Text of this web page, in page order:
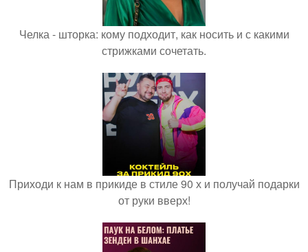
Челка - шторка: кому подходит, как носить и с какими
стрижками сочетать.
Приходи к нам в прикиде в стиле 90 х и получай подарки
от руки вверх!